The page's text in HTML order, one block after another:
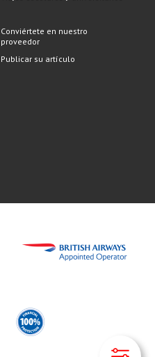
Conviértete en nuestro
proveedor
Publicar su artículo